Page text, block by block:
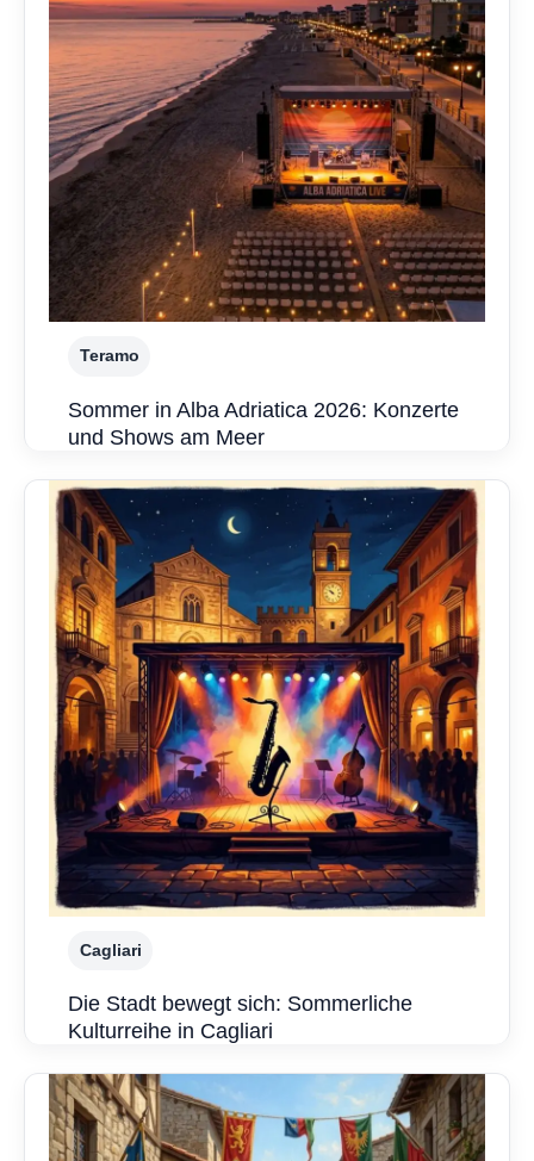
Teramo
Sommer in Alba Adriatica 2026: Konzerte
und Shows am Meer
Cagliari
Die Stadt bewegt sich: Sommerliche
Kulturreihe in Cagliari